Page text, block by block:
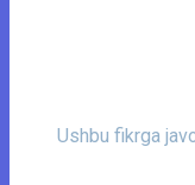
Ushbu fikrga